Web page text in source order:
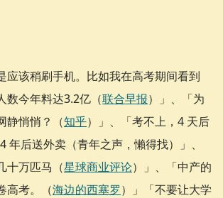
应该稍刷手机。比如我在高考期间看到
数今年料达3.2亿（联合早报）」、「为
静悄悄？（知乎）」、「考不上，4 天后
年后送外卖（青年之声，懶得找）」、
十万匹马（星球商业评论）」、「中产的
高考。（海边的西塞罗）」「不要让大学